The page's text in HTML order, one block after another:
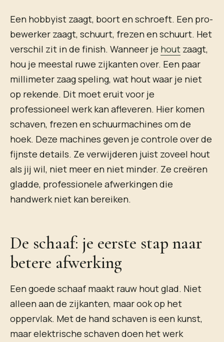
Een hobbyist zaagt, boort en schroeft. Een pro-
bewerker zaagt, schuurt, frezen en schuurt. Het
verschil zit in de finish. Wanneer je hout zaagt,
hou je meestal ruwe zijkanten over. Een paar
millimeter zaag speling, wat hout waar je niet
op rekende. Dit moet eruit voor je
professioneel werk kan afleveren. Hier komen
schaven, frezen en schuurmachines om de
hoek. Deze machines geven je controle over de
fijnste details. Ze verwijderen juist zoveel hout
als jij wil, niet meer en niet minder. Ze creëren
gladde, professionele afwerkingen die
handwerk niet kan bereiken.
De schaaf: je eerste stap naar
betere afwerking
Een goede schaaf maakt rauw hout glad. Niet
alleen aan de zijkanten, maar ook op het
oppervlak. Met de hand schaven is een kunst,
maar elektrische schaven doen het werk